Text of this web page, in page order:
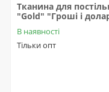
Тканина для
"Gold" "Гроші і
В наявності
Тільки опт